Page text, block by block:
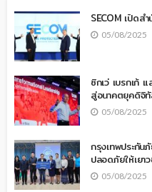
SECOM เปิดส
05/08/2025
ซิกเว่ เบรกเก้
สู่อนาคตยุคดิจิ
05/08/2025
กรุงเทพประกัน
ปลอดภัยให้เยา
05/08/2025